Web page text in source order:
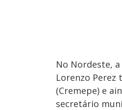
No Nordeste,
Lorenzo Perez
(Cremepe) e
secretário